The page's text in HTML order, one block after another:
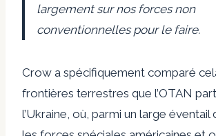
largement sur nos forces non
conventionnelles pour le faire.
Crow a spécifiquement comparé
frontières terrestres que l’OTAN
l’Ukraine, où, parmi un large éventail